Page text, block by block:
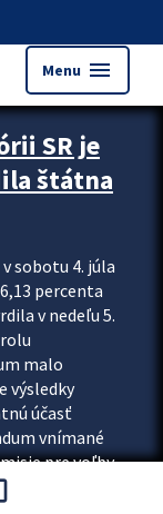
Menu menu
SR je
štátna
sobotu 4. júla
percenta
v nedeľu 5.
malo
výsledky
účasť
vnímané
pre voľby